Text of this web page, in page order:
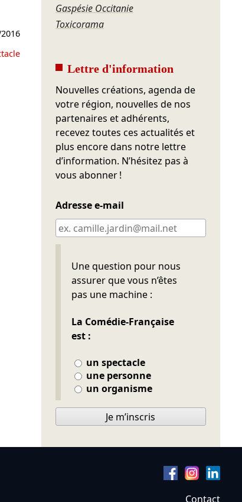
Gaspésie Occitanie
Toxicorama
Lettre d'information
Nouvelles créations, agenda de
votre région, nouvelles de nos
partenaires et adhérents,
recevez toutes ces actualités et
plus encore dans notre lettre
d’information. N’hésitez pas à
vous abonner !
Adresse e-mail
Une question pour nous
assurer que vous n’êtes
pas une machine :
La Comédie-Française
est :
un spectacle
une personne
un organisme
Ne pas remplir
Je m’inscris
Contact